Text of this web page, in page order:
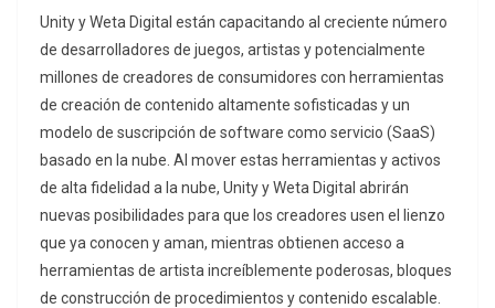
Unity y Weta Digital están capacitando al creciente número
de desarrolladores de juegos, artistas y potencialmente
millones de creadores de consumidores con herramientas
de creación de contenido altamente sofisticadas y un
modelo de suscripción de software como servicio (SaaS)
basado en la nube. Al mover estas herramientas y activos
de alta fidelidad a la nube, Unity y Weta Digital abrirán
nuevas posibilidades para que los creadores usen el lienzo
que ya conocen y aman, mientras obtienen acceso a
herramientas de artista increíblemente poderosas, bloques
de construcción de procedimientos y contenido escalable.